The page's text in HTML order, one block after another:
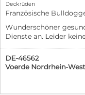
Deckrüden
Französische
Wunderschöner
Dienste an. Leider
wurde. Patella 0/0.
mehrfach erfolgreich
DE-46562
Voerde Nordrhein-